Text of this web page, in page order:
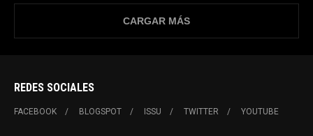
CARGAR MÁS
REDES SOCIALES
FACEBOOK BLOGSPOT ISSU TWITTER YOUTUBE